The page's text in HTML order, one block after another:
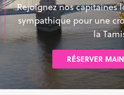
Rejoignez nos capitaines
sympathique pour une
la
RÉSERVER